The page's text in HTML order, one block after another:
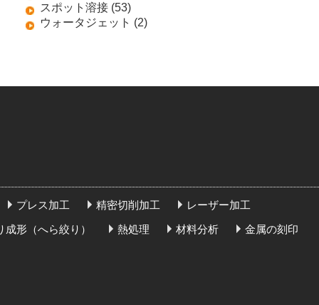
スポット溶接 (53)
ウォータジェット (2)
プレス加工 精密切削加工
レーザー加工
成形（へら絞り） 熱処理 材料分析
金属の刻印